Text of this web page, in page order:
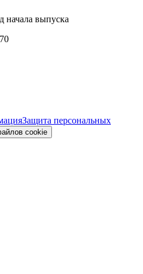
начала выпуска
Защита персональных
cookie